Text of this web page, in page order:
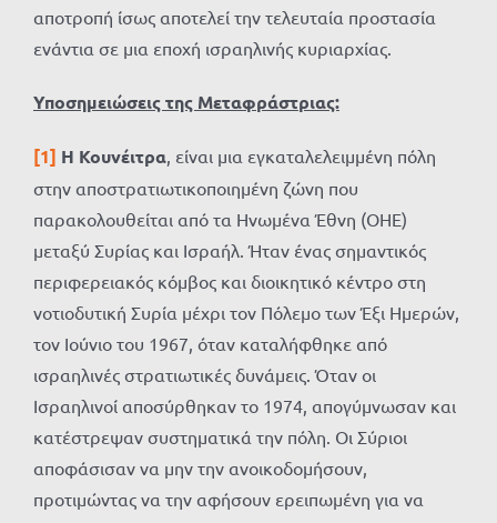
αποτροπή ίσως αποτελεί την τελευταία προστασία
ενάντια σε μια εποχή ισραηλινής κυριαρχίας.
Υποσημειώσεις της Μεταφράστριας:
[1] Η Κουνέιτρα, είναι μια εγκαταλελειμμένη πόλη
στην αποστρατιωτικοποιημένη ζώνη που
παρακολουθείται από τα Ηνωμένα Έθνη (ΟΗΕ)
μεταξύ Συρίας και Ισραήλ. Ήταν ένας σημαντικός
περιφερειακός κόμβος και διοικητικό κέντρο στη
νοτιοδυτική Συρία μέχρι τον Πόλεμο των Έξι Ημερών,
τον Ιούνιο του 1967, όταν καταλήφθηκε από
ισραηλινές στρατιωτικές δυνάμεις. Όταν οι
Ισραηλινοί αποσύρθηκαν το 1974, απογύμνωσαν και
κατέστρεψαν συστηματικά την πόλη. Οι Σύριοι
αποφάσισαν να μην την ανοικοδομήσουν,
προτιμώντας να την αφήσουν ερειπωμένη για να